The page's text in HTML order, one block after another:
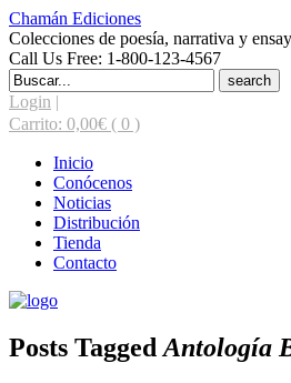
Chamán Ediciones
Colecciones de poesía, narrativa y
Call Us Free: 1-800-123-4567
Search
for:
Login |
Carrito: 0,00€ ( 0 )
Inicio
Conócenos
Noticias
Distribución
Tienda
Contacto
Posts Tagged Antología